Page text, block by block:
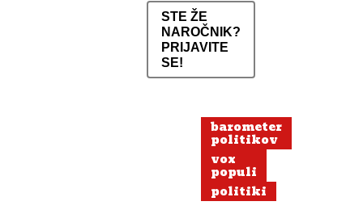
STE ŽE
NAROČNIK?
PRIJAVITE
SE!
barometer
politikov
vox
populi
politiki